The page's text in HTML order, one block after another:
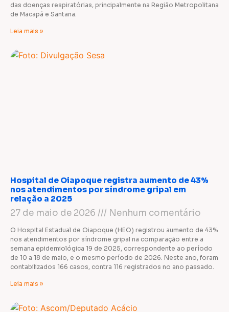
das doenças respiratórias, principalmente na Região Metropolitana
de Macapá e Santana.
Leia mais »
Hospital de Oiapoque registra aumento de 43%
nos atendimentos por síndrome gripal em
relação a 2025
27 de maio de 2026 Nenhum comentário
O Hospital Estadual de Oiapoque (HEO) registrou aumento de 43%
nos atendimentos por síndrome gripal na comparação entre a
semana epidemiológica 19 de 2025, correspondente ao período
de 10 a 18 de maio, e o mesmo período de 2026. Neste ano, foram
contabilizados 166 casos, contra 116 registrados no ano passado.
Leia mais »